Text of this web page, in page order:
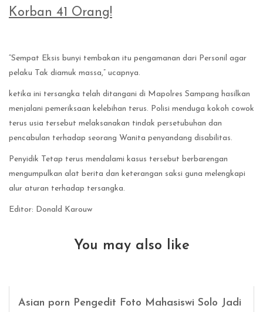
Korban 41 Orang!
“Sempat Eksis bunyi tembakan itu pengamanan dari Personil agar
pelaku Tak diamuk massa,” ucapnya.
ketika ini tersangka telah ditangani di Mapolres Sampang hasilkan
menjalani pemeriksaan kelebihan terus. Polisi menduga kokoh cowok
terus usia tersebut melaksanakan tindak persetubuhan dan
pencabulan terhadap seorang Wanita penyandang disabilitas.
Penyidik Tetap terus mendalami kasus tersebut berbarengan
mengumpulkan alat berita dan keterangan saksi guna melengkapi
alur aturan terhadap tersangka.
Editor: Donald Karouw
You may also like
Asian porn Pengedit Foto Mahasiswi Solo Jadi